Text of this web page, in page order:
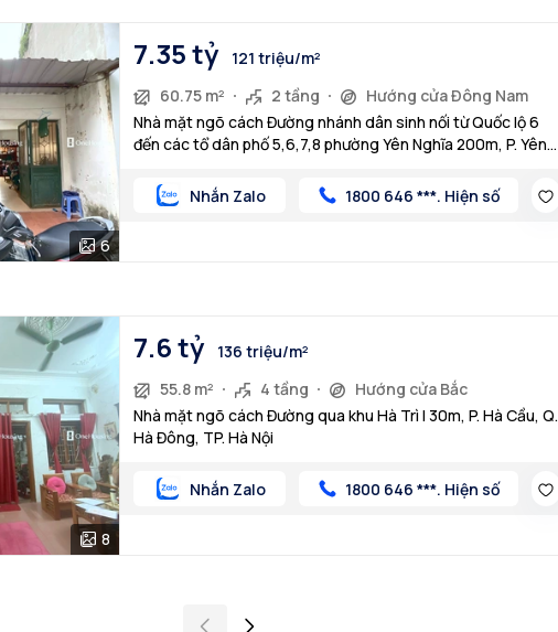
6
7.35 tỷ
121 triệu/m²
60.75 m²
2 tầng
Hướng cửa Đông Nam
Nhà mặt ngõ cách Đường nhánh dân sinh nối từ Quốc lộ 6
đến các tổ dân phố 5,6,7,8 phường Yên Nghĩa 200m, P. Yên
Nhắn Zalo
1800 646 ***. Hiện số
8
7.6 tỷ
136 triệu/m²
55.8 m²
4 tầng
Hướng cửa Bắc
Nhà mặt ngõ cách Đường qua khu Hà Trì I 30m, P. Hà Cầu, Q.
Hà Đông, TP. Hà Nội
Nhắn Zalo 1800 646 ***. Hiện số